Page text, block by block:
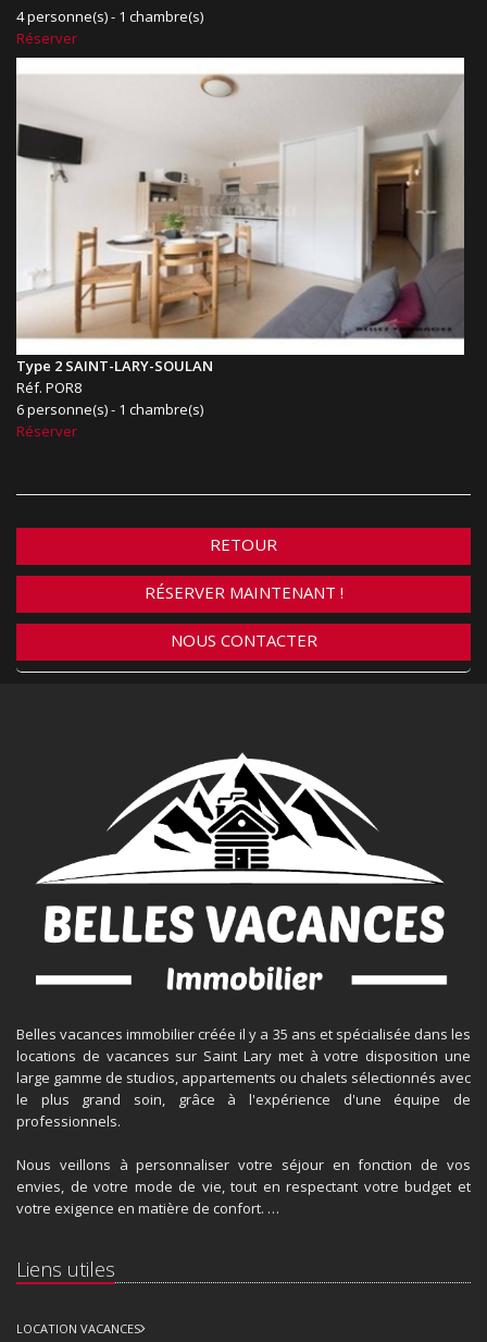
4 personne(s) - 1 chambre(s)
Réserver
Type 2 SAINT-LARY-SOULAN
Réf. POR8
6 personne(s) - 1 chambre(s)
Réserver
RETOUR
RÉSERVER MAINTENANT !
NOUS CONTACTER
Belles vacances immobilier créée il y a 35 ans et spécialisée dans les
locations de vacances sur Saint Lary met à votre disposition une
large gamme de studios, appartements ou chalets sélectionnés avec
le plus grand soin, grâce à l'expérience d'une équipe de
professionnels.
Nous veillons à personnaliser votre séjour en fonction de vos
envies, de votre mode de vie, tout en respectant votre budget et
votre exigence en matière de confort. …
Liens utiles
LOCATION VACANCES